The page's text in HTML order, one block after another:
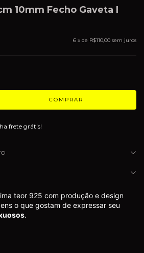
10mm Fecho Gaveta I
6 x de R$110,00 sem juros
frete grátis!
teor 925 com produção e design
o que gostam de expressar seu
.